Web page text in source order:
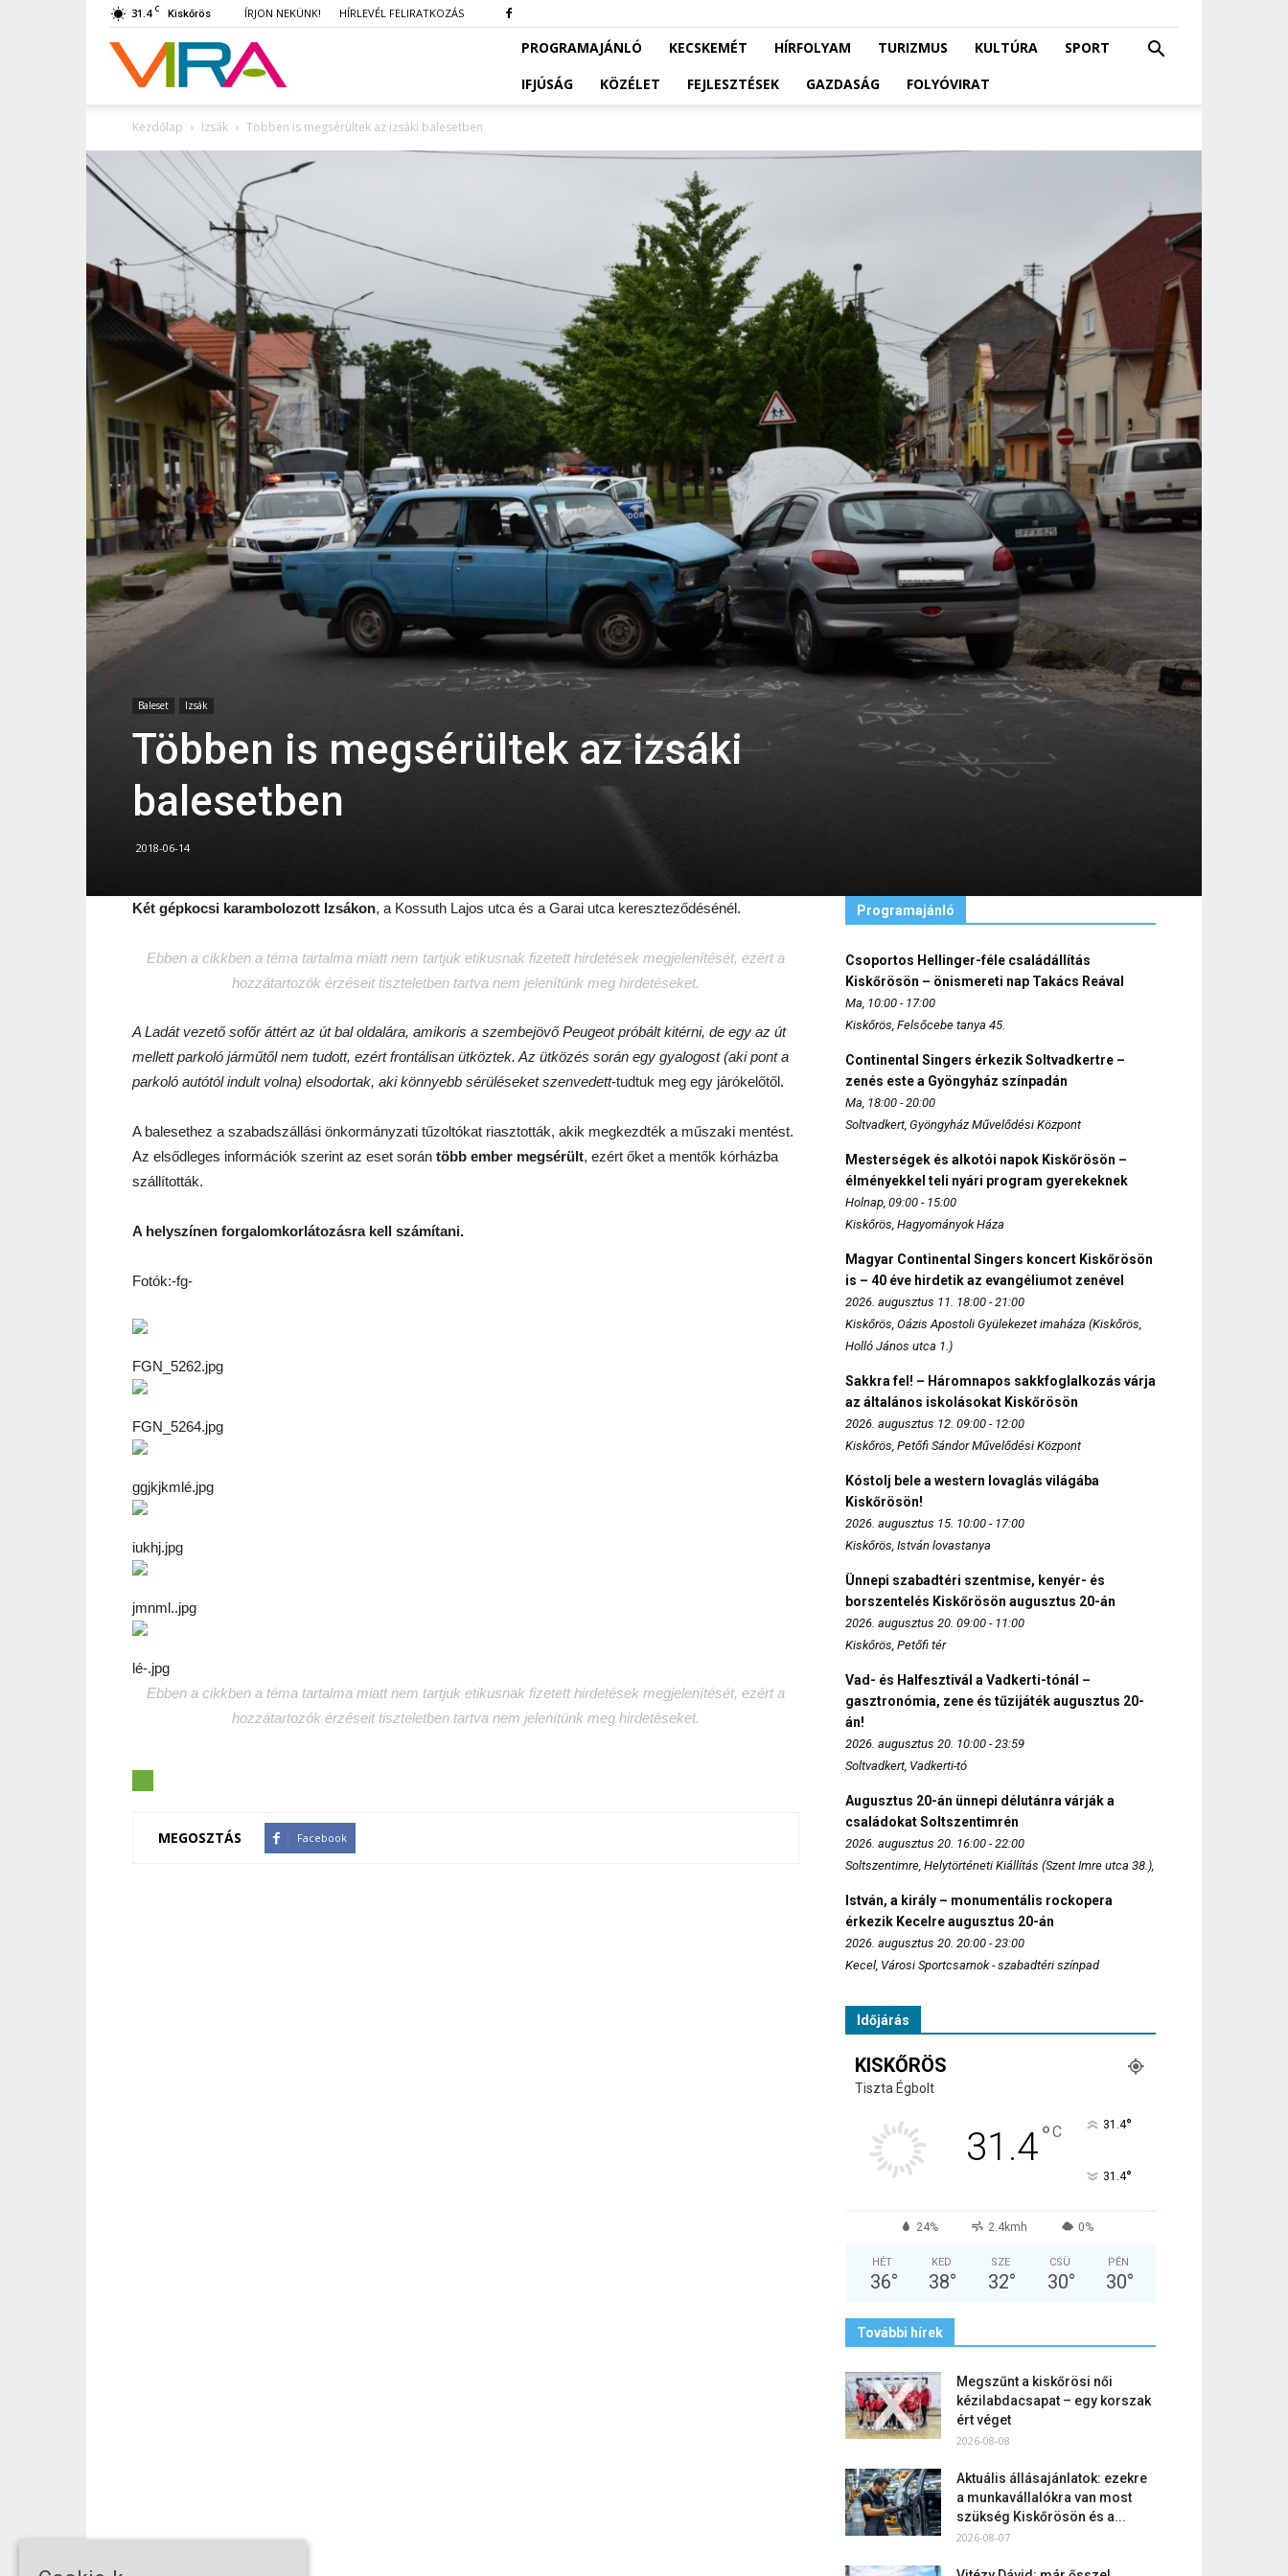
31.4 C Kiskőrös ÍRJON NEKÜNK! HÍRLEVÉL FELIRATKOZÁS
VIRA PROGRAMAJÁNLÓ KECSKEMÉT HÍRFOLYAM TURIZMUS KULTÚRA
SPORT
IFJÚSÁG
KÖZÉLET FEJLESZTÉSEK GAZDASÁG FOLYÓVIRAT
Kezdőlap Izsák Többen is megsérültek az izsáki balesetben
Baleset Izsák
Többen is megsérültek az izsáki
balesetben
2018-06-14
Két gépkocsi karambolozott Izsákon, a Kossuth Lajos utca és a Garai utca kereszteződésénél.
Ebben a cikkben a téma tartalma miatt nem tartjuk etikusnak fizetett hirdetések megjelenítését, ezért a
hozzátartozók érzéseit tiszteletben tartva nem jelenítünk meg hirdetéseket.
A Ladát vezető sofőr áttért az út bal oldalára, amikoris a szembejövő Peugeot próbált kitérni, de egy az út
mellett parkoló járműtől nem tudott, ezért frontálisan ütköztek. Az ütközés során egy gyalogost (aki pont a
parkoló autótól indult volna) elsodortak, aki könnyebb sérüléseket szenvedett-tudtuk meg egy járókelőtől.
A balesethez a szabadszállási önkormányzati tűzoltókat riasztották, akik megkezdték a műszaki mentést.
Az elsődleges információk szerint az eset során több ember megsérült, ezért őket a mentők kórházba
szállították.
A helyszínen forgalomkorlátozásra kell számítani.
Fotók:-fg-
FGN_5262.jpg
FGN_5264.jpg
ggjkjkmlé.jpg
iukhj.jpg
jmnml..jpg
lé-.jpg
Ebben a cikkben a téma tartalma miatt nem tartjuk etikusnak fizetett hirdetések megjelenítését, ezért a
hozzátartozók érzéseit tiszteletben tartva nem jelenítünk meg hirdetéseket.
MEGOSZTÁS Facebook
Programajánló
Csoportos Hellinger-féle családállítás
Kiskőrösön – önismereti nap Takács Reával
Ma, 10:00 - 17:00
Kiskőrös, Felsőcebe tanya 45.
Continental Singers érkezik Soltvadkertre –
zenés este a Gyöngyház színpadán
Ma, 18:00 - 20:00
Soltvadkert, Gyöngyház Művelődési Központ
Mesterségek és alkotói napok Kiskőrösön –
élményekkel teli nyári program gyerekeknek
Holnap, 09:00 - 15:00
Kiskőrös, Hagyományok Háza
Magyar Continental Singers koncert Kiskőrösön
is – 40 éve hirdetik az evangéliumot zenével
2026. augusztus 11. 18:00 - 21:00
Kiskőrös, Oázis Apostoli Gyülekezet imaháza (Kiskőrös,
Holló János utca 1.)
Sakkra fel! – Háromnapos sakkfoglalkozás várja
az általános iskolásokat Kiskőrösön
2026. augusztus 12. 09:00 - 12:00
Kiskőrös, Petőfi Sándor Művelődési Központ
Kóstolj bele a western lovaglás világába
Kiskőrösön!
2026. augusztus 15. 10:00 - 17:00
Kiskőrös, István lovastanya
Ünnepi szabadtéri szentmise, kenyér- és
borszentelés Kiskőrösön augusztus 20-án
2026. augusztus 20. 09:00 - 11:00
Kiskőrös, Petőfi tér
Vad- és Halfesztivál a Vadkerti-tónál –
gasztronómia, zene és tűzijáték augusztus 20-
án!
2026. augusztus 20. 10:00 - 23:59
Soltvadkert, Vadkerti-tó
Augusztus 20-án ünnepi délutánra várják a
családokat Soltszentimrén
2026. augusztus 20. 16:00 - 22:00
Soltszentimre, Helytörténeti Kiállítás (Szent Imre utca 38.),
István, a király – monumentális rockopera
érkezik Kecelre augusztus 20-án
2026. augusztus 20. 20:00 - 23:00
Kecel, Városi Sportcsarnok - szabadtéri színpad
Időjárás
KISKŐRÖS
Tiszta Égbolt
31.4°C 31.4°
31.4°
24% 2.4kmh 0%
HÉT
36°
KED
38°
SZE
32°
CSÜ
30°
PÉN
30°
További hírek
Megszűnt a kiskőrösi női
kézilabdacsapat – egy korszak
ért véget
2026-08-08
Aktuális állásajánlatok: ezekre
a munkavállalókra van most
szükség Kiskőrösön és a...
2026-08-07